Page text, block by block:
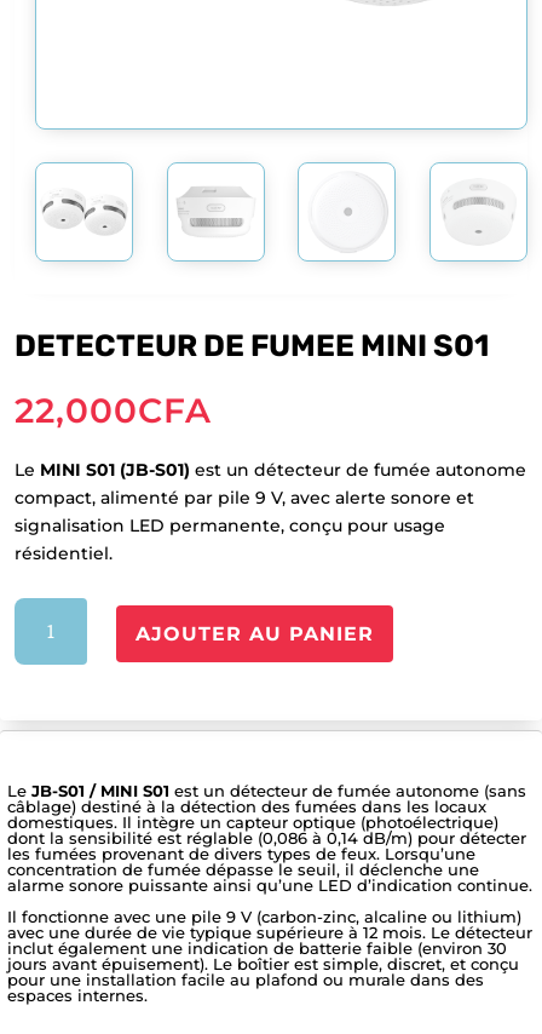
DETECTEUR DE FUMEE MINI S01
22,000CFA
Le MINI S01 (JB-S01) est un détecteur de fumée autonome
compact, alimenté par pile 9 V, avec alerte sonore et
signalisation LED permanente, conçu pour usage
résidentiel.
quantité
DETECTEUR
FUMEE
AJOUTER AU PANIER
Le JB-S01 / MINI S01 est un détecteur de fumée autonome (sans
câblage) destiné à la détection des fumées dans les locaux
domestiques. Il intègre un capteur optique (photoélectrique)
dont la sensibilité est réglable (0,086 à 0,14 dB/m) pour détecter
les fumées provenant de divers types de feux. Lorsqu’une
concentration de fumée dépasse le seuil, il déclenche une
alarme sonore puissante ainsi qu’une LED d’indication continue.
Il fonctionne avec une pile 9 V (carbon-zinc, alcaline ou lithium)
avec une durée de vie typique supérieure à 12 mois. Le détecteur
inclut également une indication de batterie faible (environ 30
jours avant épuisement). Le boîtier est simple, discret, et conçu
pour une installation facile au plafond ou murale dans des
espaces internes.